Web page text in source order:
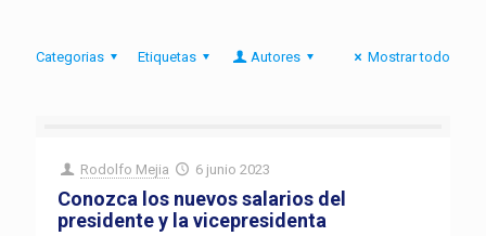
Categorias Etiquetas Autores Mostrar todo
Rodolfo Mejia 6 junio 2023
Conozca los nuevos salarios del
presidente y la vicepresidenta